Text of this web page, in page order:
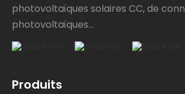
photovoltaïques solaires CC, de
photovoltaïques...
Produits